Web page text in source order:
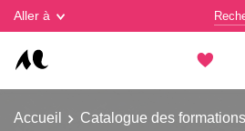
Aller à
Accueil Catalogue des formations
Gestion des cookies